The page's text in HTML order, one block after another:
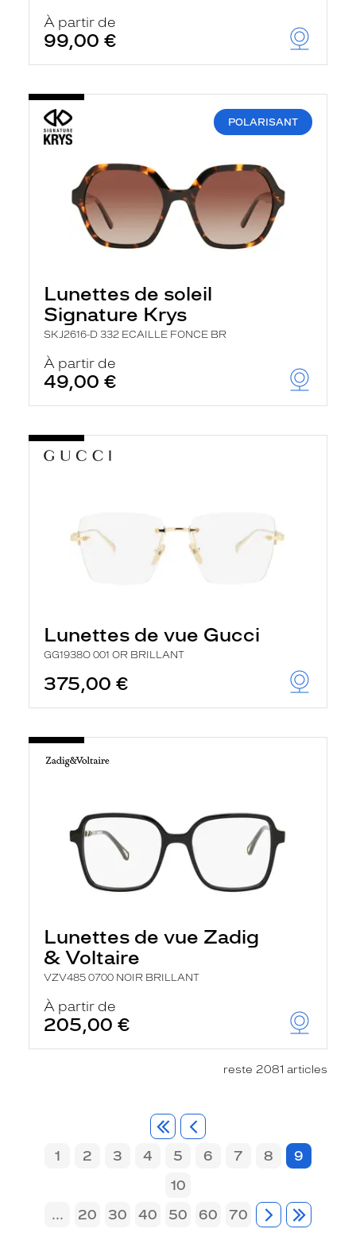
À partir de
99,00 €
POLARISANT
Lunettes de soleil
Signature Krys
SKJ2616-D 332 ECAILLE FONCE BR
À partir de
49,00 €
Lunettes de vue Gucci
GG1938O 001 OR BRILLANT
375,00 €
Lunettes de vue Zadig
& Voltaire
VZV485 0700 NOIR BRILLANT
À partir de
205,00 €
reste 2081 articles
1 2 3 4 5 6 7 8
9
10
...
20 30 40 50 60 70